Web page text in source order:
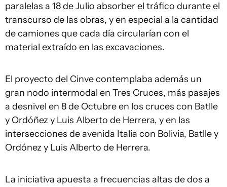
paralelas a 18 de Julio absorber el tráfico durante el
transcurso de las obras, y en especial a la cantidad
de camiones que cada día circularían con el
material extraído en las excavaciones.
El proyecto del Cinve contemplaba además un
gran nodo intermodal en Tres Cruces, más pasajes
a desnivel en 8 de Octubre en los cruces con Batlle
y Ordóñez y Luis Alberto de Herrera, y en las
intersecciones de avenida Italia con Bolivia, Batlle y
Ordónez y Luis Alberto de Herrera.
La iniciativa apuesta a frecuencias altas de dos a